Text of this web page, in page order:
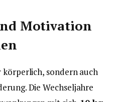
Motivation
sondern auch
Die Wechseljahre